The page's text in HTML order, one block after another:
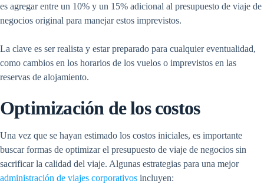
es agregar entre un 10% y un 15% adicional al presupuesto de viaje de
negocios original para manejar estos imprevistos.
La clave es ser realista y estar preparado para cualquier eventualidad,
como cambios en los horarios de los vuelos o imprevistos en las
reservas de alojamiento.
Optimización de los costos
Una vez que se hayan estimado los costos iniciales, es importante
buscar formas de optimizar el presupuesto de viaje de negocios sin
sacrificar la calidad del viaje. Algunas estrategias para una mejor
administración de viajes corporativos incluyen: